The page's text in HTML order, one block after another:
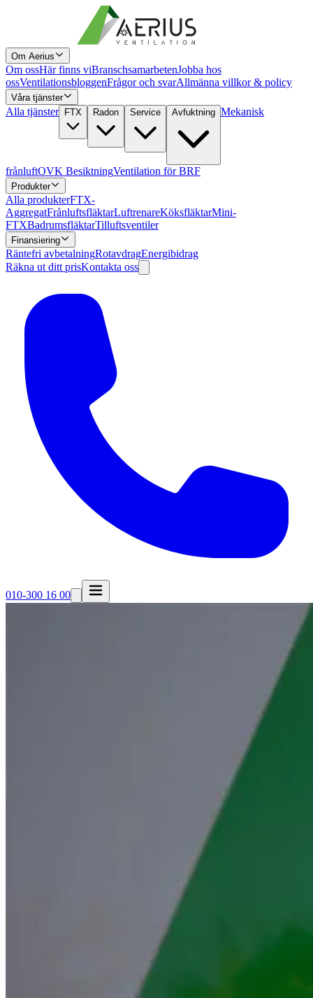
Om Aerius
Om ossHär finns viBranschsamarbetenJobba hos
ossVentilationsbloggenFrågor och svarAllmänna villkor & policy
Våra tjänster
Alla tjänster FTX Radon Service Avfuktning Mekanisk
frånluftOVK BesiktningVentilation för BRF
Produkter
Alla produkterFTX-
AggregatFrånluftsfläktarLuftrenareKöksfläktarMini-
FTXBadrumsfläktarTilluftsventiler
Finansiering
Räntefri avbetalningRotavdragEnergibidrag
Räkna ut ditt prisKontakta oss
010-300 16 00